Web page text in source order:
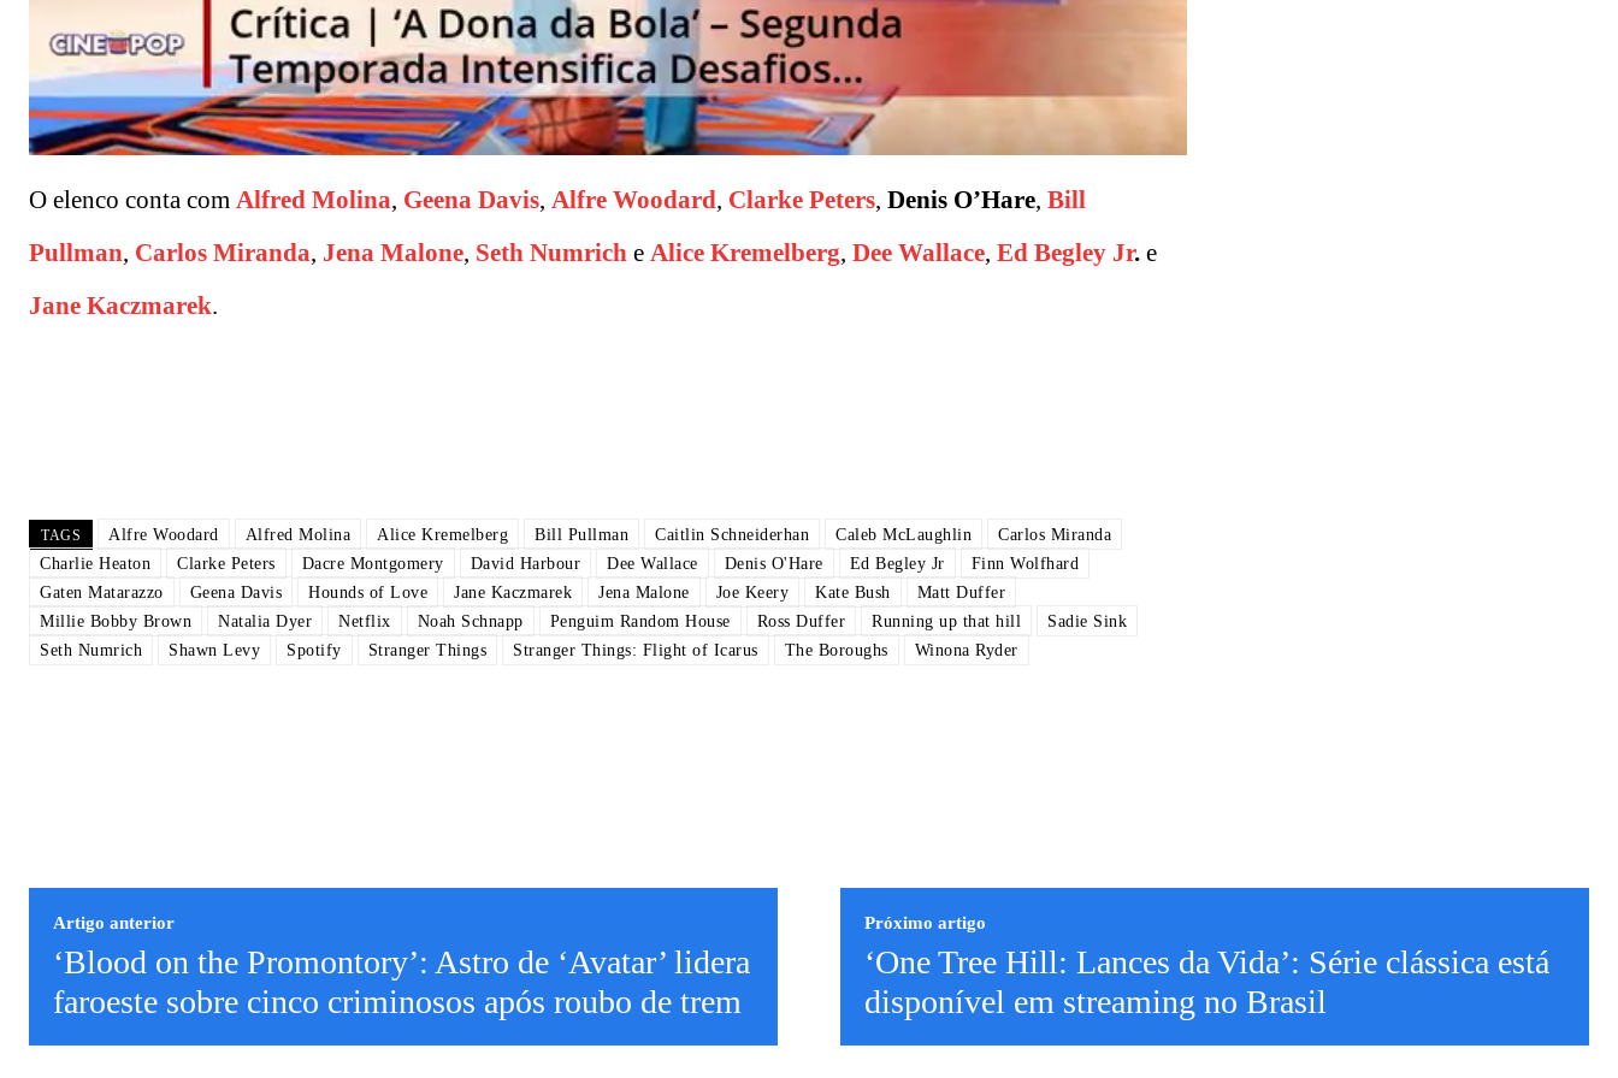
O elenco conta com Alfred Molina, Geena Davis, Alfre Woodard, Clarke Peters, Denis O’Hare, Bill
Pullman, Carlos Miranda, Jena Malone, Seth Numrich e Alice Kremelberg, Dee Wallace, Ed Begley Jr. e
Jane Kaczmarek.
TAGS Alfre Woodard Alfred Molina Alice Kremelberg Bill Pullman Caitlin Schneiderhan Caleb McLaughlin
Carlos Miranda
Charlie Heaton
Clarke Peters Dacre Montgomery David Harbour Dee Wallace Denis O'Hare Ed Begley Jr
Finn Wolfhard
Gaten Matarazzo
Geena Davis Hounds of Love Jane Kaczmarek Jena Malone Joe Keery Kate Bush
Matt Duffer
Millie Bobby Brown
Natalia Dyer Netflix Noah Schnapp Penguim Random House Ross Duffer Running up that hill
Sadie Sink
Seth Numrich
Shawn Levy Spotify Stranger Things Stranger Things: Flight of Icarus The Boroughs Winona Ryder
Artigo anterior
‘Blood on the Promontory’: Astro de ‘Avatar’ lidera
faroeste sobre cinco criminosos após roubo de trem
Próximo artigo
‘One Tree Hill: Lances da Vida’: Série clássica está
disponível em streaming no Brasil